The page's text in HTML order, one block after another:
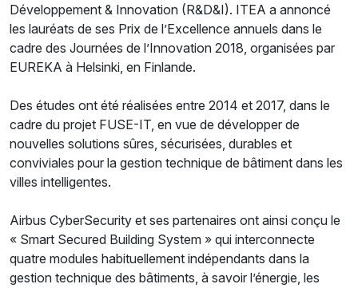
Développement & Innovation (R&D&I). ITEA a annoncé
les lauréats de ses Prix de l’Excellence annuels dans le
cadre des Journées de l’Innovation 2018, organisées par
EUREKA à Helsinki, en Finlande.
Des études ont été réalisées entre 2014 et 2017, dans le
cadre du projet FUSE-IT, en vue de développer de
nouvelles solutions sûres, sécurisées, durables et
conviviales pour la gestion technique de bâtiment dans les
villes intelligentes.
Airbus CyberSecurity et ses partenaires ont ainsi conçu le
« Smart Secured Building System » qui interconnecte
quatre modules habituellement indépendants dans la
gestion technique des bâtiments, à savoir l’énergie, les